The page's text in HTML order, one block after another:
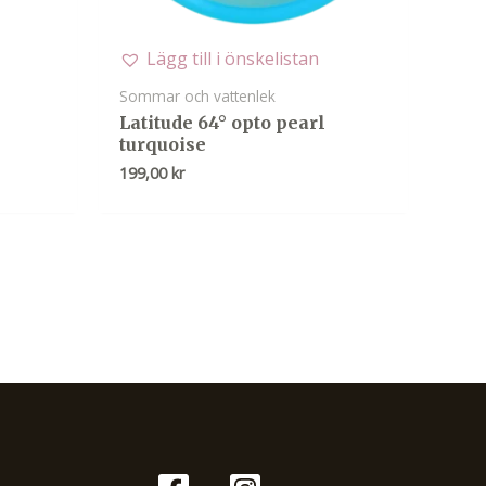
Lägg till i önskelistan
Sommar och vattenlek
Latitude 64° opto pearl
turquoise
199,00 kr